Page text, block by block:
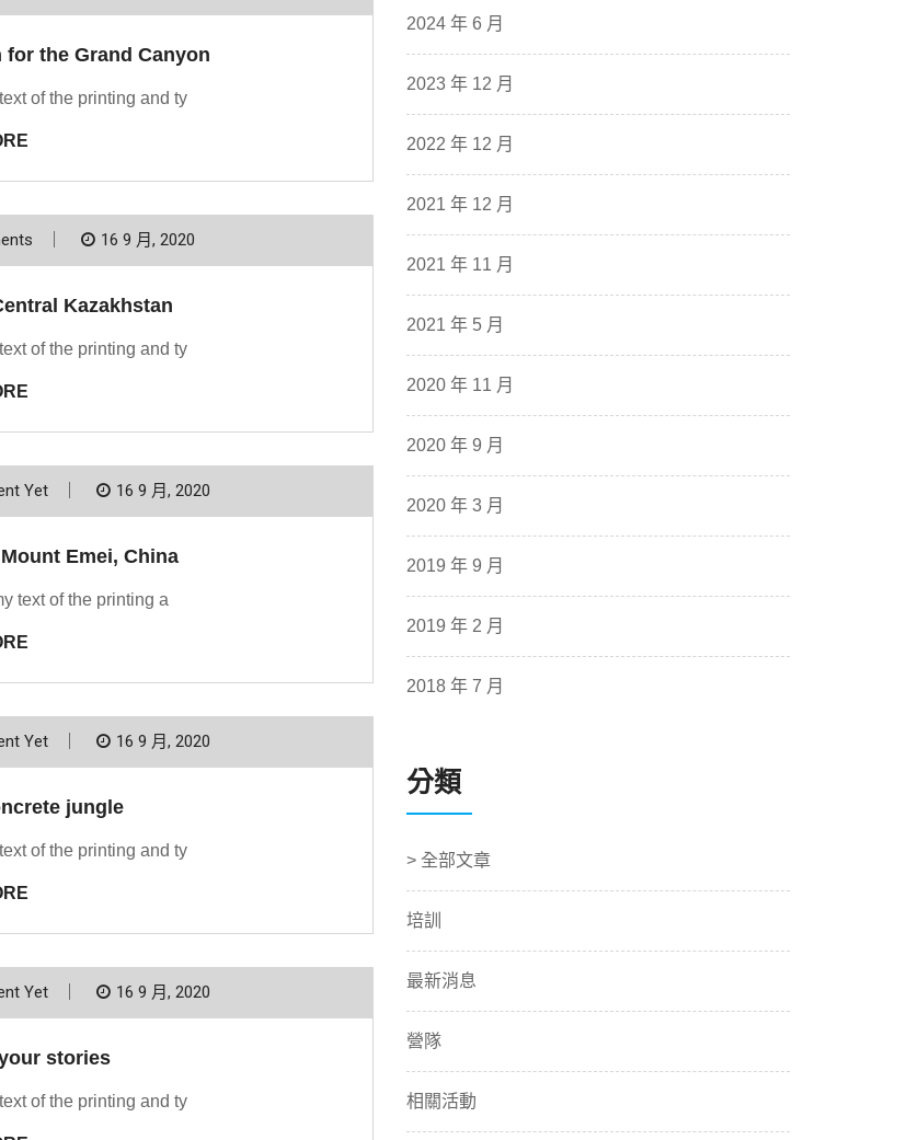
the Grand Canyon
of the printing and ty
16 9 月, 2020
Kazakhstan
of the printing and ty
Yet 16 9 月, 2020
Emei, China
text of the printing a
Yet 16 9 月, 2020
jungle
of the printing and ty
Yet 16 9 月, 2020
stories
of the printing and ty
2024 年 6 月
2023 年 12 月
2022 年 12 月
2021 年 12 月
2021 年 11 月
2021 年 5 月
2020 年 11 月
2020 年 9 月
2020 年 3 月
2019 年 9 月
2019 年 2 月
2018 年 7 月
分類
> 全部文章
培訓
最新消息
營隊
相關活動